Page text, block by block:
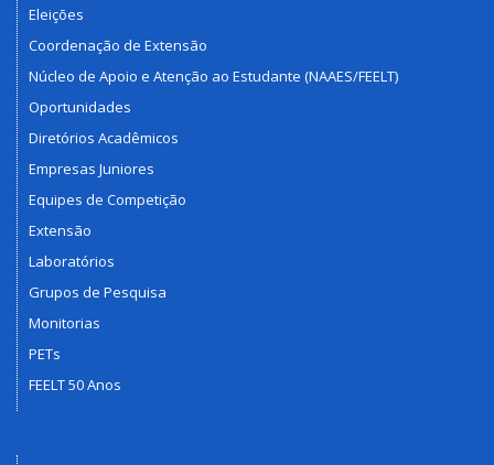
Eleições
Coordenação de Extensão
Núcleo de Apoio e Atenção ao Estudante (NAAES/FEELT)
Oportunidades
Diretórios Acadêmicos
Empresas Juniores
Equipes de Competição
Extensão
Laboratórios
Grupos de Pesquisa
Monitorias
PETs
FEELT 50 Anos